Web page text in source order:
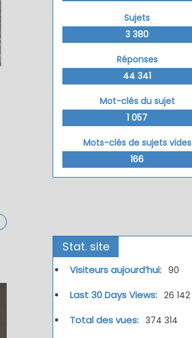
Sujets
3 380
Réponses
44 341
Mot-clés du sujet
1 057
Mots-clés de sujets vides
166
Stat. site
Visiteurs aujourd’hui: 90
Last 30 Days Views: 26 142
Total des vues: 374 314